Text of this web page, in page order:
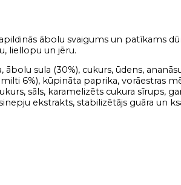
ābolu svaigums un
liellopu un jēru.
sula (30%), cukurs, ūdens,
milti 6%), kūpināta paprika, vorāestras
sāls, karamelizēts cukura
ekstrakts, stabilizētājs guāra un